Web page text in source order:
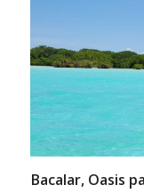
Bacalar, Oasis